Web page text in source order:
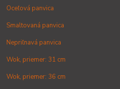
Oceľová panvica
Smaltovaná panvica
Nepriľnavá panvica
Wok, priemer: 31 cm
Wok, priemer: 36 cm